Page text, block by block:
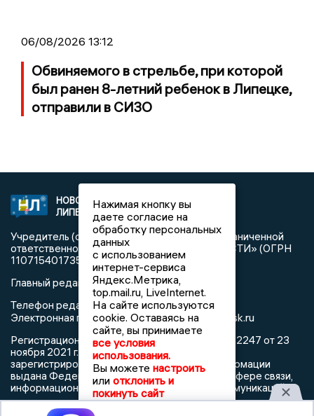
06/08/2026 13:12
Обвиняемого в стрельбе, при которой
был ранен 8-летний ребенок в Липецке,
отправили в СИЗО
НОВОСТИ
ЛИПЕЦКА
2021 © NEWSLIPETSK.RU | СИ
«Новости Липецка»
Учредитель (соучредители): Общество с ограниченной
ответственностью «РЕГИОНАЛЬНЫЕ НОВОСТИ» (ОГРН
1107154017354)
Главный редактор: Герцог Е.Г.
Телефон редакции: +7 903 699 9427
Электронная почта редакции:info@newslipetsk.ru
Регистрационный номер: серия Эл № ФС77-82247 от 23
ноября 2021 г. согласно выписке из реестра
зарегистрированных средств массовой информации
выдана Федеральной службой по надзору в сфере связи,
информационных технологий и массовых коммуникаций
Нажимая кнопку вы
даете согласие на
обработку персональных
данных
с использованием
интернет-сервиса
Яндекс.Метрика,
top.mail.ru, LiveInternet.
На сайте используются
cookie. Оставаясь на
сайте, вы принимаете
все условия
использования.
Вы можете настроить
или отклонить и
покинуть сайт